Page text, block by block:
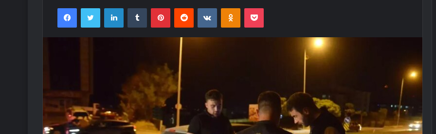
FacebookTwitter LinkedInTumblr PinterestReddit VKontakteOdnoklassniki
Pocket